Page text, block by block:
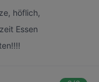
höflich,
Essen